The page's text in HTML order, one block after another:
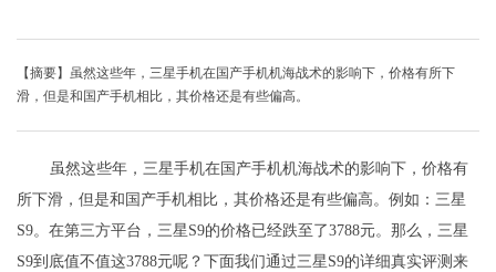
【摘要】虽然这些年，三星手机在国产手机机海战术的影响下，价格有所下
滑，但是和国产手机相比，其价格还是有些偏高。
虽然这些年，三星手机在国产手机机海战术的影响下，价格有
所下滑，但是和国产手机相比，其价格还是有些偏高。例如：三星
S9。在第三方平台，三星S9的价格已经跌至了3788元。那么，三星
S9到底值不值这3788元呢？下面我们通过三星S9的详细真实评测来